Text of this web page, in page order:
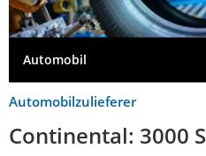
Automobil
Automobilzulieferer
Continental: 3000